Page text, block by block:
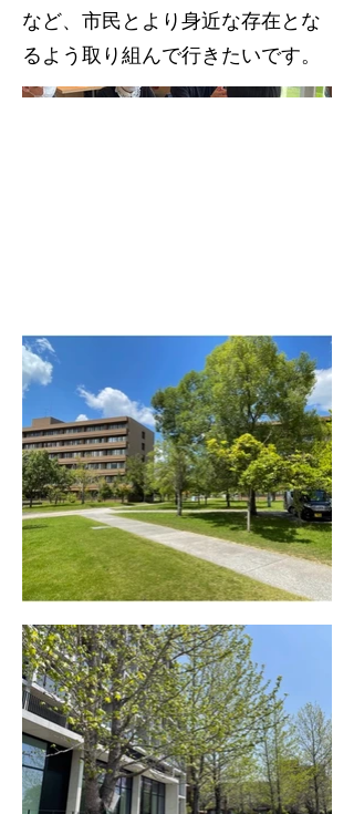
など、市民とより身近な存在とな
るよう取り組んで行きたいです。